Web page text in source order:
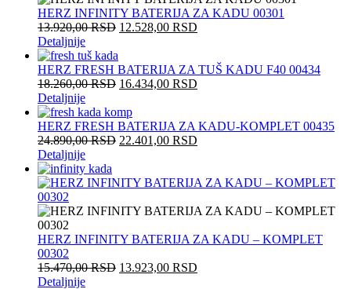
HERZ INFINITY BATERIJA ZA KADU 00301
13.920,00RSD 12.528,00 RSD
Detaljnije
HERZ FRESH BATERIJA ZA TUŠ KADU F40 00434
18.260,00RSD 16.434,00 RSD
Detaljnije
HERZ FRESH BATERIJA ZA KADU-KOMPLET 00435
24.890,00RSD 22.401,00 RSD
Detaljnije
HERZ INFINITY BATERIJA ZA KADU – KOMPLET
00302
15.470,00RSD 13.923,00 RSD
Detaljnije